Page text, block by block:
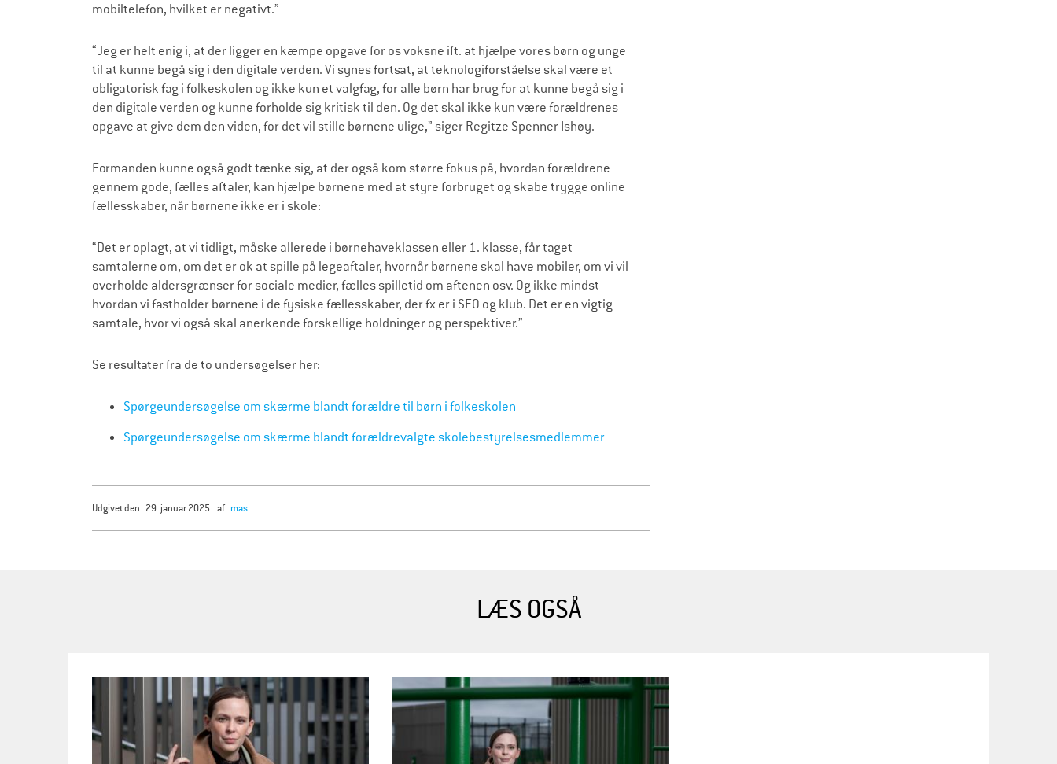
mobiltelefon, hvilket er negativt.”
“Jeg er helt enig i, at der ligger en kæmpe opgave for os voksne ift. at hjælpe vores børn og unge
til at kunne begå sig i den digitale verden. Vi synes fortsat, at teknologiforståelse skal være et
obligatorisk fag i folkeskolen og ikke kun et valgfag, for alle børn har brug for at kunne begå sig i
den digitale verden og kunne forholde sig kritisk til den. Og det skal ikke kun være forældrenes
opgave at give dem den viden, for det vil stille børnene ulige,” siger Regitze Spenner Ishøy.
Formanden kunne også godt tænke sig, at der også kom større fokus på, hvordan forældrene
gennem gode, fælles aftaler, kan hjælpe børnene med at styre forbruget og skabe trygge online
fællesskaber, når børnene ikke er i skole:
“Det er oplagt, at vi tidligt, måske allerede i børnehaveklassen eller 1. klasse, får taget
samtalerne om, om det er ok at spille på legeaftaler, hvornår børnene skal have mobiler, om vi vil
overholde aldersgrænser for sociale medier, fælles spilletid om aftenen osv. Og ikke mindst
hvordan vi fastholder børnene i de fysiske fællesskaber, der fx er i SFO og klub. Det er en vigtig
samtale, hvor vi også skal anerkende forskellige holdninger og perspektiver.”
Se resultater fra de to undersøgelser her:
Spørgeundersøgelse om skærme blandt forældre til børn i folkeskolen
Spørgeundersøgelse om skærme blandt forældrevalgte skolebestyrelsesmedlemmer
udgivet den 29. januar 2025 af mas
LÆS OGSÅ